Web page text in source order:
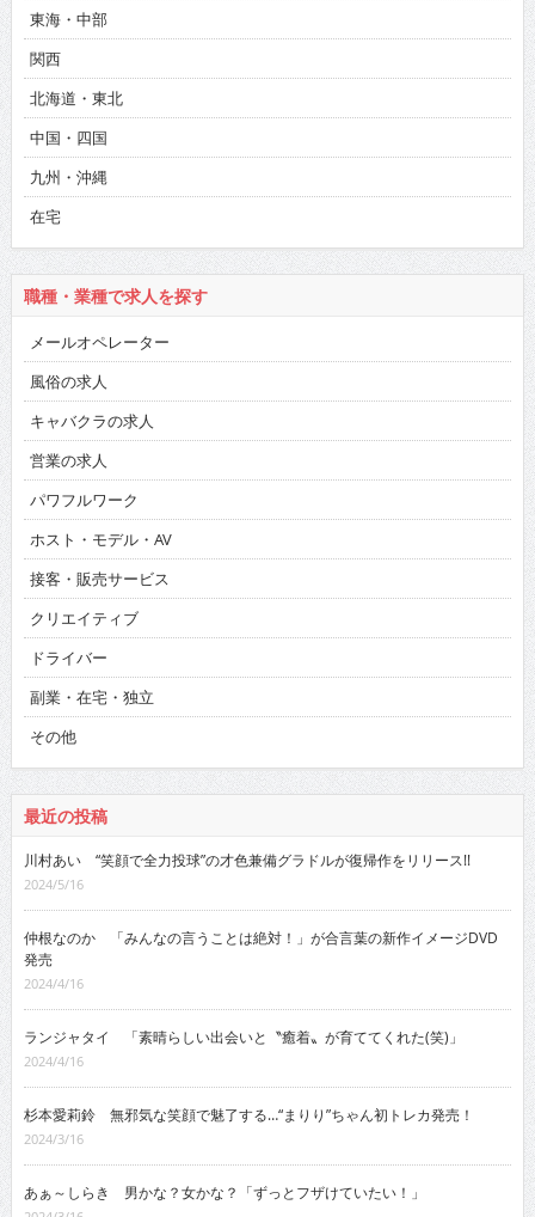
東海・中部
関西
北海道・東北
中国・四国
九州・沖縄
在宅
職種・業種で求人を探す
メールオペレーター
風俗の求人
キャバクラの求人
営業の求人
パワフルワーク
ホスト・モデル・AV
接客・販売サービス
クリエイティブ
ドライバー
副業・在宅・独立
その他
最近の投稿
川村あい “笑顔で全力投球”の才色兼備グラドルが復帰作をリリース!!
2024/5/16
仲根なのか 「みんなの言うことは絶対！」が合言葉の新作イメージDVD
発売
2024/4/16
ランジャタイ 「素晴らしい出会いと〝癒着〟が育ててくれた(笑)」
2024/4/16
杉本愛莉鈴 無邪気な笑顔で魅了する…“まりり”ちゃん初トレカ発売！
2024/3/16
あぁ～しらき 男かな？女かな？「ずっとフザけていたい！」